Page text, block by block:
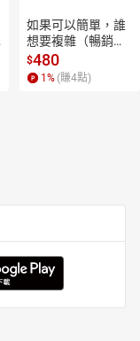
如果可以簡單，誰
想要複雜（暢銷經
典新編版）【電子
書】
$480
1 % (賺4點)